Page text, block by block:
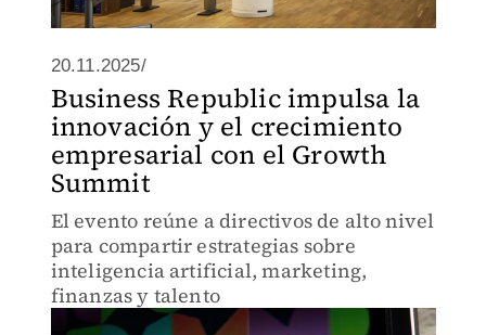
20.11.2025/
Business Republic impulsa la
innovación y el crecimiento
empresarial con el Growth
Summit
El evento reúne a directivos de alto nivel
para compartir estrategias sobre
inteligencia artificial, marketing,
finanzas y talento